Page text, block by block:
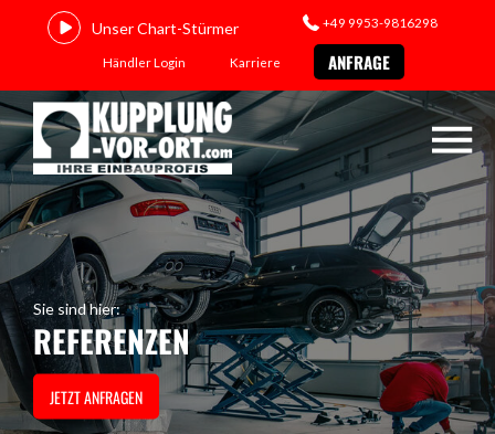
Unser Chart-Stürmer +49 9953-9816298
Händler Login Karriere ANFRAGE
Sie sind hier:
REFERENZEN
JETZT ANFRAGEN